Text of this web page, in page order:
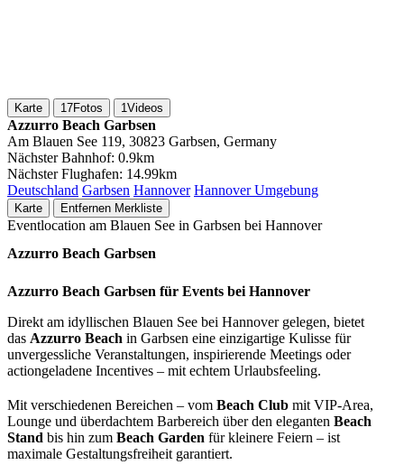
Karte 17Fotos 1Videos
Azzurro Beach Garbsen
Am Blauen See 119, 30823 Garbsen, Germany
Nächster Bahnhof: 0.9km
Nächster Flughafen: 14.99km
Deutschland Garbsen Hannover Hannover Umgebung
Karte Entfernen Merkliste
Eventlocation am Blauen See in Garbsen bei Hannover
Azzurro Beach Garbsen
Azzurro Beach Garbsen für Events bei Hannover
Direkt am idyllischen Blauen See bei Hannover gelegen, bietet
das Azzurro Beach in Garbsen eine einzigartige Kulisse für
unvergessliche Veranstaltungen, inspirierende Meetings oder
actiongeladene Incentives – mit echtem Urlaubsfeeling.
Mit verschiedenen Bereichen – vom Beach Club mit VIP-Area,
Lounge und überdachtem Barbereich über den eleganten Beach
Stand bis hin zum Beach Garden für kleinere Feiern – ist
maximale Gestaltungsfreiheit garantiert.